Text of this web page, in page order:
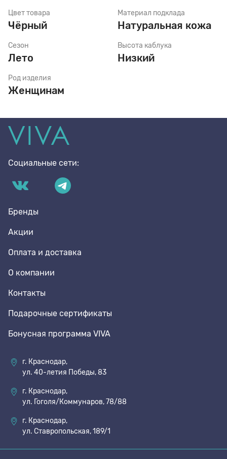
Цвет товара
Чёрный
Сезон
Лето
Род изделия
Женщинам
Материал подклада
Натуральная кожа
Высота каблука
Низкий
Социальные сети:
Бренды
Акции
Оплата и доставка
О компании
Контакты
Подарочные сертификаты
Бонусная программа VIVA
г. Краснодар,
ул. 40-летия Победы, 83
г. Краснодар,
ул. Гоголя/Коммунаров, 78/88
г. Краснодар,
ул. Ставропольская, 189/1